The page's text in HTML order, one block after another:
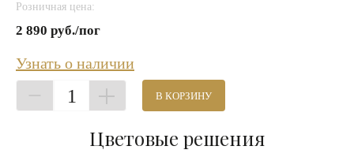
Розничная цена:
2 890 руб./пог
Узнать о наличии
1 В КОРЗИНУ
Цветовые решения